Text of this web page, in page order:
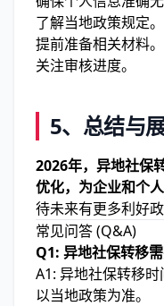
了解当地政策规定。
提前准备相关材料。
关注审核进度。
5、总结与
2026年，异地社保
优化，为企业和个
待未来有更多利好
常见问答 (Q&A)
Q1: 异地社保转移
A1: 异地社保转移
以当地政策为准。